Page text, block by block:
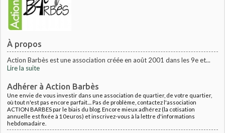
À propos
Action Barbès est une association créée en août 2001 dans les 9e et...
Lire la suite
Adhérer à Action Barbès
Une envie de vous investir dans une association de quartier, de votre quartier,
où tout n'est pas encore parfait.... Pas de problème, contactez l'association
ACTION BARBES par le biais du blog. Encore mieux adhérez (la cotisation
annuelle est fixée à 10euros) et inscrivez-vous à la lettre d'informations
hebdomadaire.